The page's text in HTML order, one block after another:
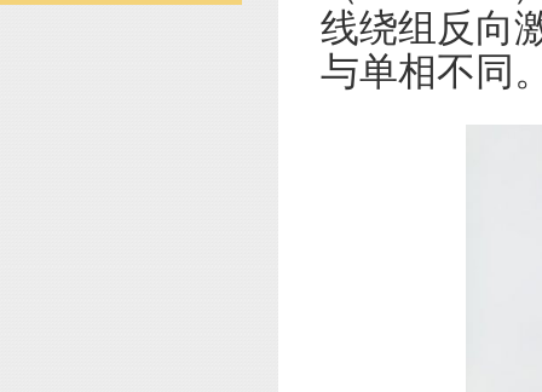
线绕组反向
与单相不同